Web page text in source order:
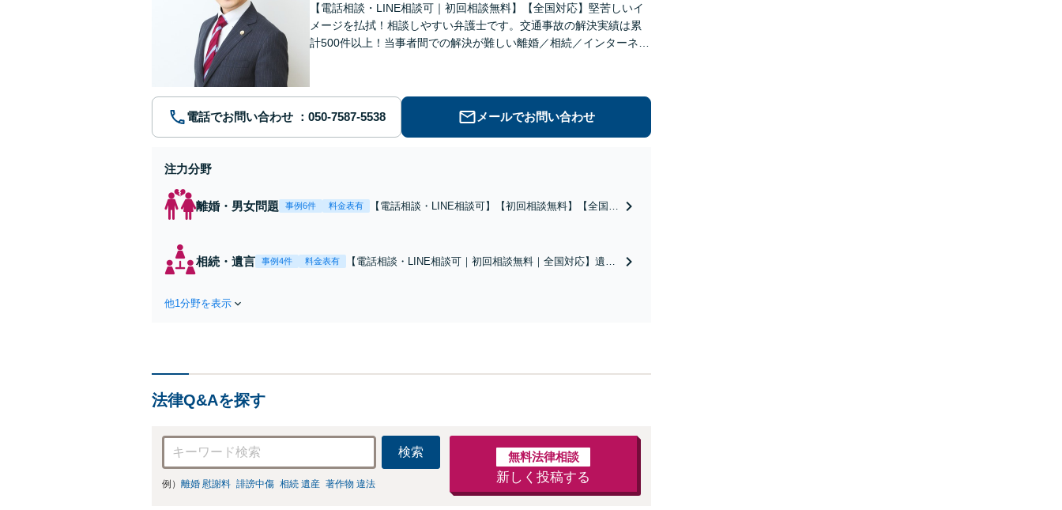
【電話相談・LINE相談可｜初回相談無料】【全国対応】堅苦しいイ
メージを払拭！相談しやすい弁護士です。交通事故の解決実績は累
計500件以上！当事者間での解決が難しい離婚／相続／インターネッ
電話でお問い合わせ メールでお問い合わせ
注力分野
離婚・男女問題 事例6件 料金表有
【電話相談・LINE相談可】【初回相談無料】【全国対
相続・遺言 事例4件 料金表有
【電話相談・LINE相談可｜初回相談無料｜全国対応】遺産
他1分野を表示
法律Q&Aを探す
検索
例） 離婚 慰謝料 誹謗中傷 相続 遺産 著作物 違法
無料法律相談
新しく投稿する